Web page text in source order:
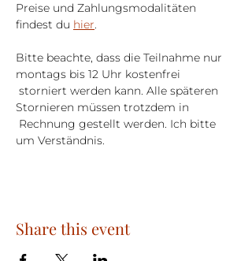
Preise und Zahlungsmodalitäten
findest du hier.
Bitte beachte, dass die Teilnahme nur
montags bis 12 Uhr kostenfrei
storniert werden kann. Alle späteren
Stornieren müssen trotzdem in
Rechnung gestellt werden. Ich bitte
um Verständnis.
Share this event